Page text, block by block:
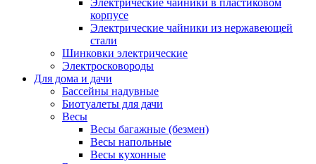
корпусе
Электрические чайники из нержавеющей
стали
Шинковки электрические
Электросковороды
Для дома и дачи
Бассейны надувные
Биотуалеты для дачи
Весы
Весы багажные (безмен)
Весы напольные
Весы кухонные